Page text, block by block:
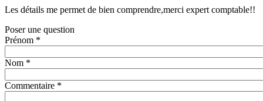
Les détails me permet de bien comprendre,merci expert comptable!!
Poser une question
Prénom *
Nom *
Commentaire *